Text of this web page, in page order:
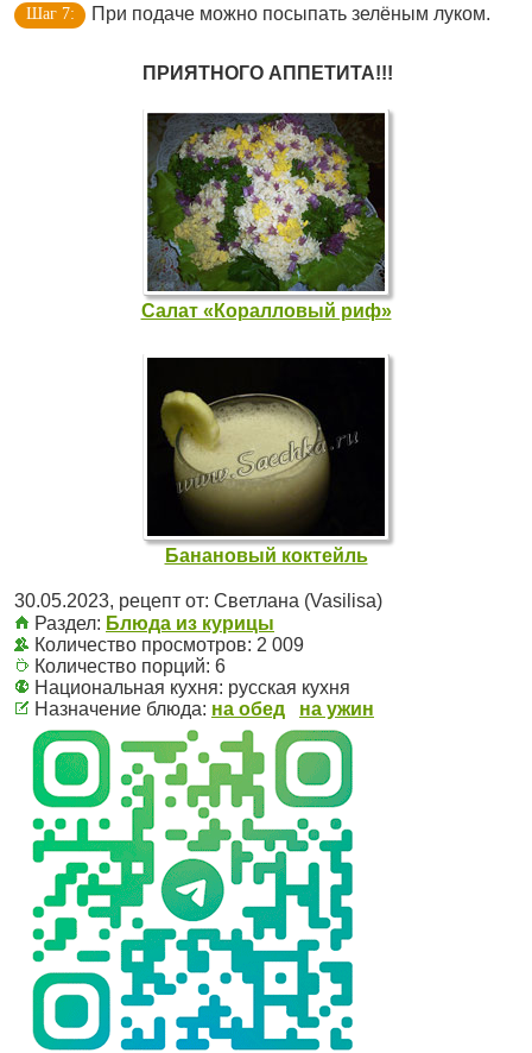
При подаче можно посыпать зелёным луком.
ПРИЯТНОГО АППЕТИТА!!!
Салат «Коралловый риф»
Банановый коктейль
30.05.2023, рецепт от: Светлана (Vasilisa)
Раздел: Блюда из курицы
Количество просмотров: 2 009
Количество порций: 6
Национальная кухня: русская кухня
Назначение блюда: на обед на ужин